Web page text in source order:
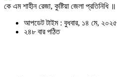
কে এম শাহীন রেজা, কুষ্টিয়া জেলা প্রতিনিধি ॥
আপডেট টাইম : বুধবার, ১৪ মে, ২০২৫
২৪৮ বার পঠিত